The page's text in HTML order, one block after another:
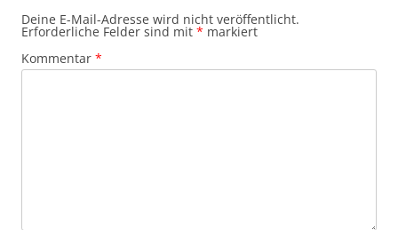
Deine E-Mail-Adresse wird nicht veröffentlicht.
Erforderliche Felder sind mit * markiert
Kommentar *